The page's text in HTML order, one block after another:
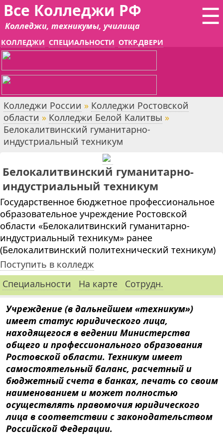
☰
Все Колледжи РФ
Колледжи, техникумы, училища
КОЛЛЕДЖИ СПЕЦИАЛЬНОСТИ ОТКР.ДВЕРИ
Колледжи России » Колледжи Ростовской
области » Колледжи Белой Калитвы »
Белокалитвинский гуманитарно-
индустриальный техникум
Белокалитвинский гуманитарно-
индустриальный техникум
Государственное бюджетное профессиональное
образовательное учреждение Ростовской
области «Белокалитвинский гуманитарно-
индустриальный техникум» ранее
(Белокалитвинский политехнический техникум)
Поступить в колледж
Специальности
На карте Сотрудн.
Учреждение (в дальнейшем «техникум»)
имеет статус юридического лица,
находящегося в ведении Министерства
общего и профессионального образования
Ростовской области. Техникум имеет
самостоятельный баланс, расчетный и
бюджетный счета в банках, печать со своим
наименованием и может полностью
осуществлять правомочия юридического
лица в соответствии с законодательством
Российской Федерации.